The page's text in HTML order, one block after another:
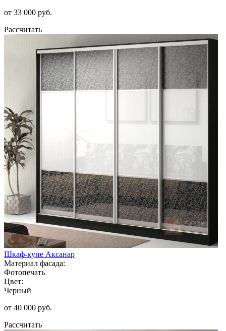
от 33 000 руб.
Рассчитать
Шкаф-купе Аксанар
Материал фасада:
Фотопечать
Цвет:
Черный
от 40 000 руб.
Рассчитать